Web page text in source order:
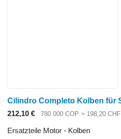
212,10 € 780.000 COP ≈ 198,20 CHF
Ersatzteile Motor - Kolben